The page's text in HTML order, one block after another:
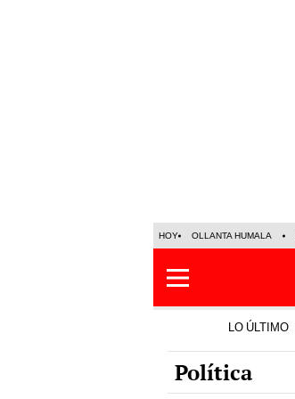
HOY OLLANTA HUMALA
LO ÚLTIMO
Política